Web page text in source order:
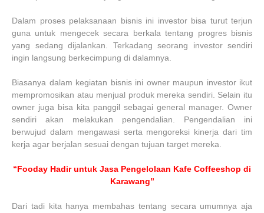
Dalam proses pelaksanaan bisnis ini investor bisa turut terjun
guna untuk mengecek secara berkala tentang progres bisnis
yang sedang dijalankan. Terkadang seorang investor sendiri
ingin langsung berkecimpung di dalamnya.
Biasanya dalam kegiatan bisnis ini owner maupun investor ikut
mempromosikan atau menjual produk mereka sendiri. Selain itu
owner juga bisa kita panggil sebagai general manager. Owner
sendiri akan melakukan pengendalian. Pengendalian ini
berwujud dalam mengawasi serta mengoreksi kinerja dari tim
kerja agar berjalan sesuai dengan tujuan target mereka.
“Fooday Hadir untuk Jasa Pengelolaan Kafe Coffeeshop di
Karawang”
Dari tadi kita hanya membahas tentang secara umumnya aja